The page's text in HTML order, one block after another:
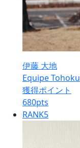
伊藤 大地
Equipe Tohoku
獲得ポイント
680pts
RANK5